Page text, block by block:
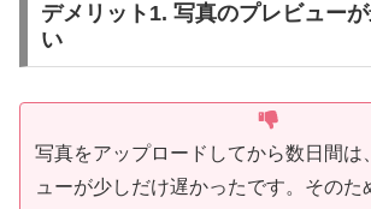
デメリット1. 写真のプレビュー
い
写真をアップロードしてから数日間は
ューが少しだけ遅かったです。そのた